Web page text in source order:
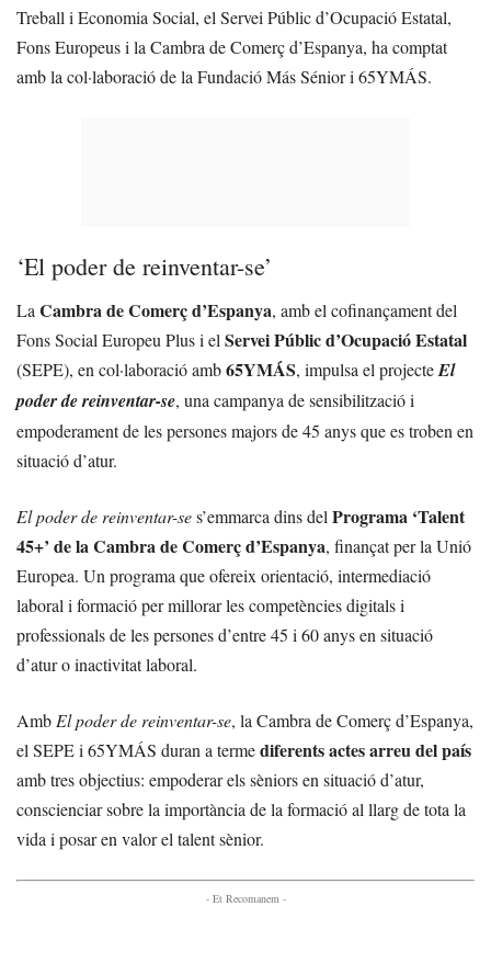
Treball i Economia Social, el Servei Públic d’Ocupació Estatal,
Fons Europeus i la Cambra de Comerç d’Espanya, ha comptat
amb la col·laboració de la Fundació Más Sénior i 65YMÁS.
‘El poder de reinventar-se’
La Cambra de Comerç d’Espanya, amb el cofinançament del
Fons Social Europeu Plus i el Servei Públic d’Ocupació Estatal
(SEPE), en col·laboració amb65YMÁS, impulsa el projecteEl
poder de reinventar-se, una campanya de sensibilització i
empoderament de les persones majors de 45 anys que es troben en
situació d’atur.
El poder de reinventar-ses’emmarca dins del Programa ‘Talent
45+’ de la Cambra de Comerç d’Espanya, finançat per la Unió
Europea. Un programa que ofereix orientació, intermediació
laboral i formació per millorar les competències digitals i
professionals de les persones d’entre 45 i 60 anys en situació
d’atur o inactivitat laboral.
Amb El poder de reinventar-se, la Cambra de Comerç d’Espanya,
el SEPE i 65YMÁS duran a termediferents actes arreu del país
amb tres objectius: empoderar els sèniors en situació d’atur,
conscienciar sobre la importància de la formació al llarg de tota la
vida i posar en valor el talent sènior.
- Et Recomanem -